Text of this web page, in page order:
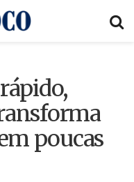
poucas